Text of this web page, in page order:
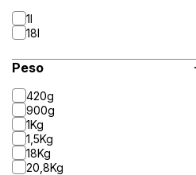
1l
18l
Peso
420g
900g
1Kg
1,5Kg
18Kg
20,8Kg